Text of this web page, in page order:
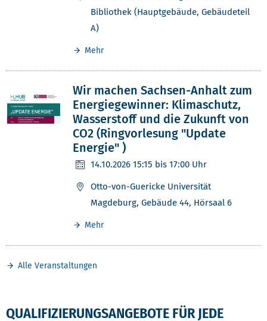
Bibliothek (Hauptgebäude, Gebäudeteil
A)
Mehr
Wir machen Sachsen-Anhalt zum
Energiegewinner: Klimaschutz,
Wasserstoff und die Zukunft von
CO2 (Ringvorlesung "Update
Energie" )
14.10.2026 15:15 bis 17:00 Uhr
Otto-von-Guericke Universität
Magdeburg, Gebäude 44, Hörsaal 6
Mehr
Alle Veranstaltungen
QUALIFIZIERUNGSANGEBOTE FÜR JEDE